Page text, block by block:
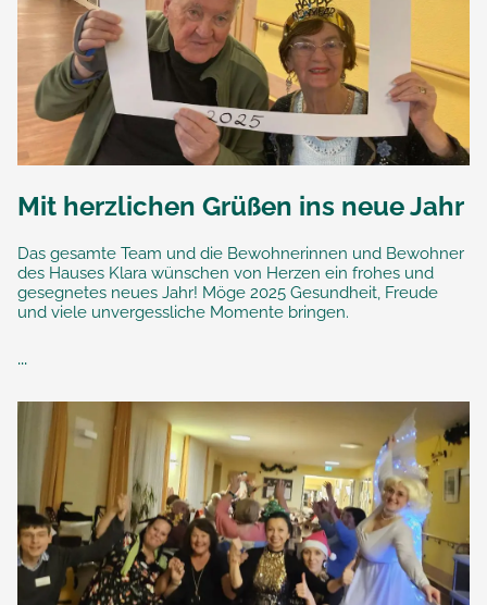
Mit herzlichen Grüßen ins neue Jahr
Das gesamte Team und die Bewohnerinnen und Bewohner
des Hauses Klara wünschen von Herzen ein frohes und
gesegnetes neues Jahr! Möge 2025 Gesundheit, Freude
und viele unvergessliche Momente bringen.
...